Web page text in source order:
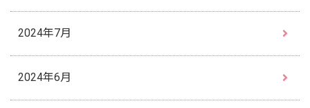
2024年7月
2024年6月